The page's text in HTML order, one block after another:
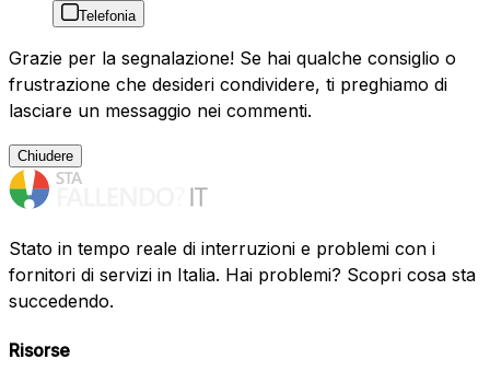
Telefonia
Grazie per la segnalazione! Se hai qualche consiglio o
frustrazione che desideri condividere, ti preghiamo di
lasciare un messaggio nei commenti.
Chiudere
Stato in tempo reale di interruzioni e problemi con i
fornitori di servizi in Italia. Hai problemi? Scopri cosa sta
succedendo.
Risorse